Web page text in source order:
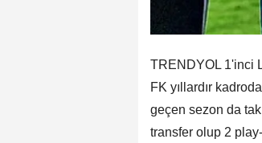
TRENDYOL 1'inci
FK yıllardır
geçen sezon da
transfer olup 2